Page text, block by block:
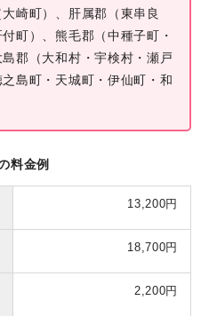
崎町）、肝属郡（東串良
町）、熊毛郡（中種子町・
郡（大和村・宇検村・瀬戸
島町・天城町・伊仙町・和
料金例
13,200円
18,700円
2,200円